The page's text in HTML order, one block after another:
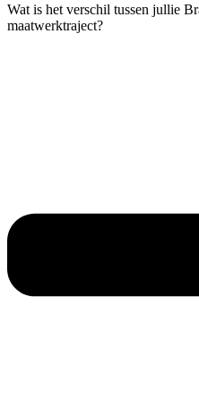
Wat is het verschil tussen jullie
maatwerktraject?